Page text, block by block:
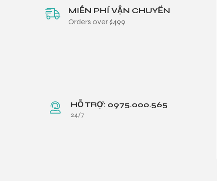
MIỄN PHÍ VẬN CHUYỂN
Orders over $499
HỖ TRỢ: 0975.000.565
24/7